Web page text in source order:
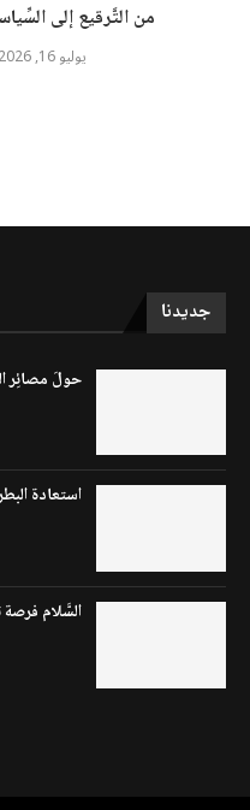
من التَّرقيع إلى
يوليو 16, 2026
جديدنا
حولَ مصائِر
استعادة
السَّلام فرصة